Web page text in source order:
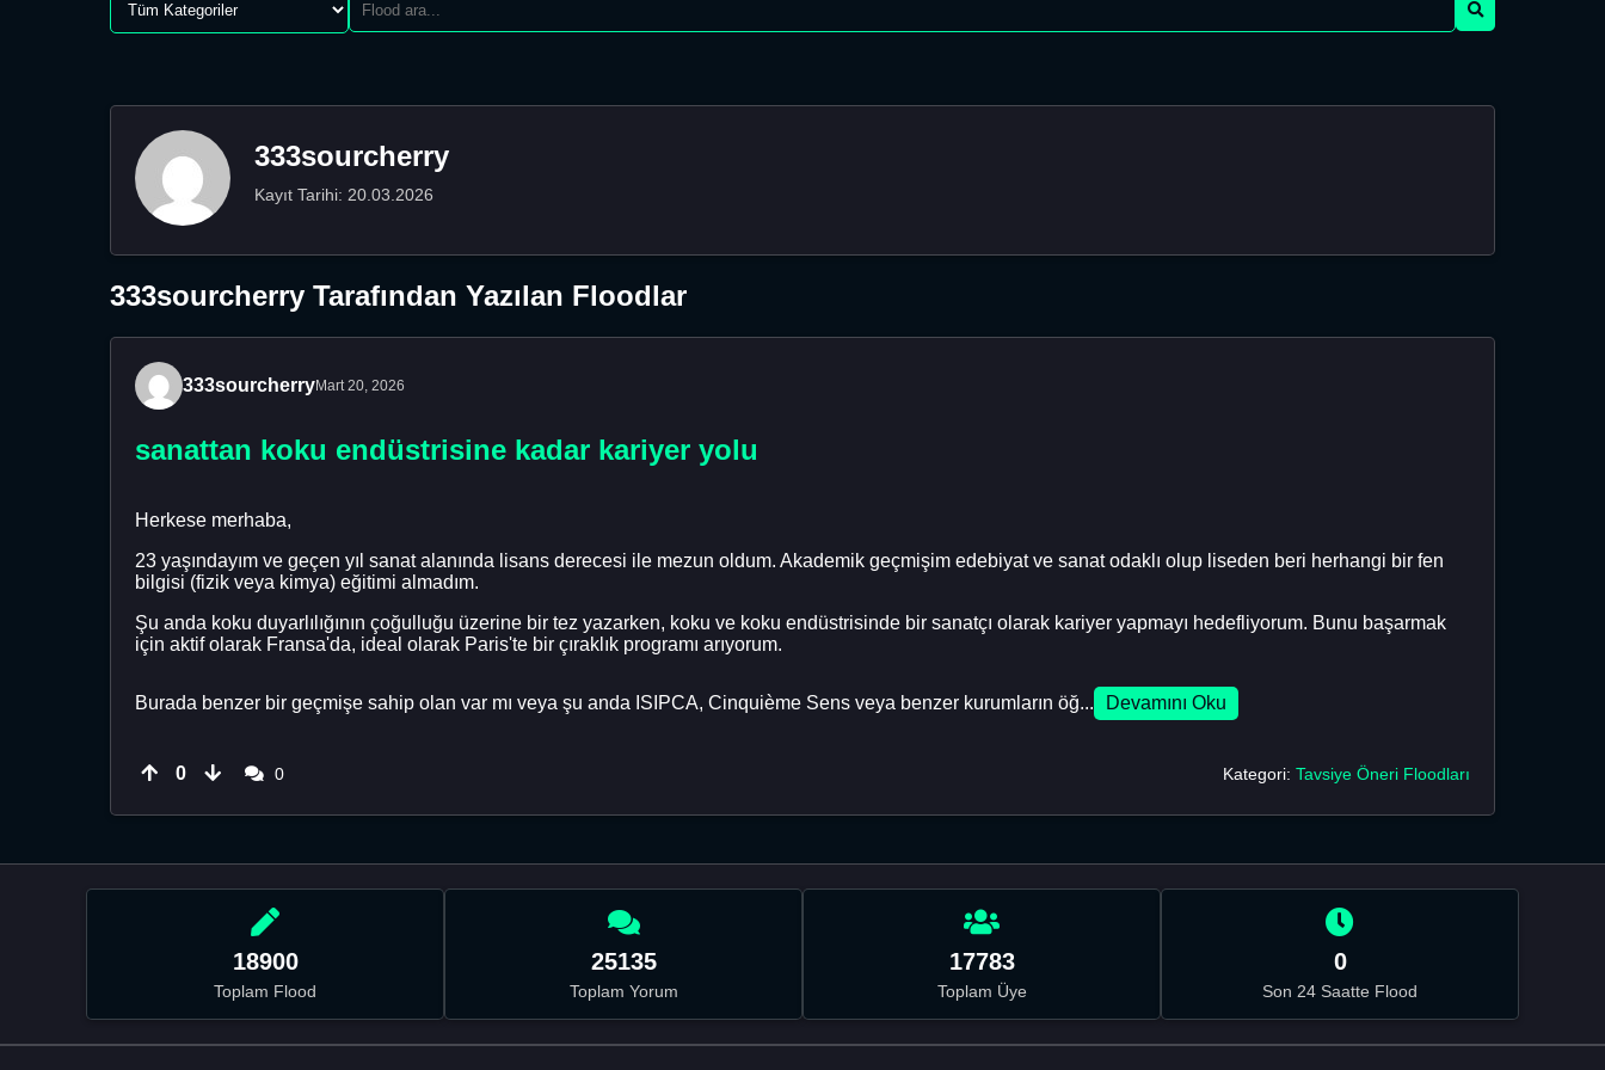
333sourcherry
Kayıt Tarihi: 20.03.2026
333sourcherry Tarafından Yazılan Floodlar
333sourcherryMart 20, 2026
sanattan koku endüstrisine kadar kariyer yolu
Herkese merhaba,
23 yaşındayım ve geçen yıl sanat alanında lisans derecesi ile mezun oldum. Akademik geçmişim edebiyat ve sanat odaklı olup liseden beri herhangi bir fen
bilgisi (fizik veya kimya) eğitimi almadım.
Şu anda koku duyarlılığının çoğulluğu üzerine bir tez yazarken, koku ve koku endüstrisinde bir sanatçı olarak kariyer yapmayı hedefliyorum. Bunu başarmak
için aktif olarak Fransa'da, ideal olarak Paris'te bir çıraklık programı arıyorum.
Burada benzer bir geçmişe sahip olan var mı veya şu anda ISIPCA, Cinquième Sens veya benzer kurumların öğ... Devamını Oku
0 0 Kategori: Tavsiye Öneri Floodları
18900
Toplam Flood
25135
Toplam Yorum
17783
Toplam Üye
0
Son 24 Saatte Flood